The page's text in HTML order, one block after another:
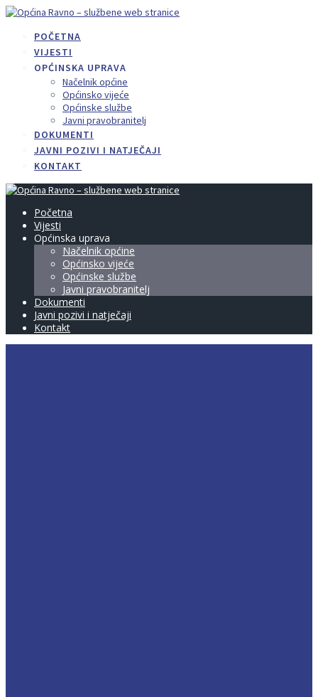
Skip
contentPOČETNA
VIJESTI
OPĆINSKA UPRAVA
Načelnik općine
Općinsko vijeće
Općinske službe
Javni pravobranitelj
DOKUMENTI
JAVNI POZIVI I NATJEČAJI
KONTAKT
Početna
Vijesti
Općinska uprava
Načelnik općine
Općinsko vijeće
Općinske službe
Javni pravobranitelj
Dokumenti
Javni pozivi i natječaji
Kontakt